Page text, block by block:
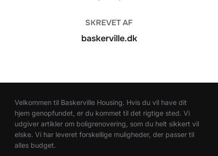
SKREVET AF
baskerville.dk
Velkommen til Baskerville Housing. Hvis du vil have dit
hjem genopfundet, er du kommet til det rigtige sted. Vi
udgiver artikler om boligrenovering, som du helt sikkert vil
elske. Vi har leveret forskellige muligheder, der passer til
alles budget.